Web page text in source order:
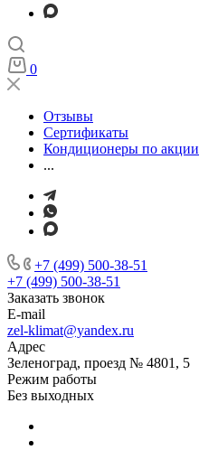
0
Отзывы
Сертификаты
Кондиционеры по акции
...
+7 (499) 500-38-51
+7 (499) 500-38-51
Заказать звонок
E-mail
zel-klimat@yandex.ru
Адрес
Зеленоград, проезд № 4801, 5
Режим работы
Без выходных